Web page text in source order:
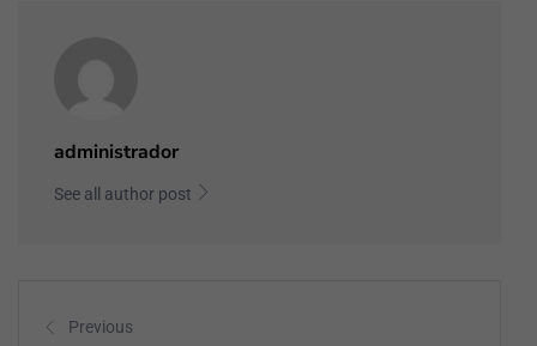
administrador
See all author post
Previous